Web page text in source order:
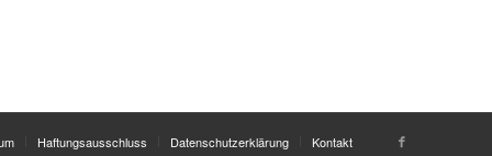
Haftungsausschluss Datenschutzerklärung Kontakt